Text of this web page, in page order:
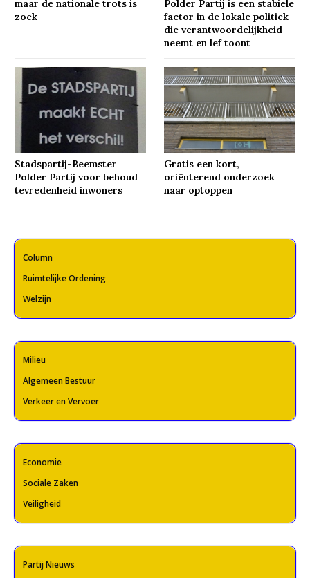
maar de nationale trots is
zoek
Polder Partij is een stabiele
factor in de lokale politiek
die verantwoordelijkheid
neemt en lef toont
Stadspartij-Beemster
Polder Partij voor behoud
tevredenheid inwoners
Gratis een kort,
oriënterend onderzoek
naar optoppen
Column
Ruimtelijke Ordening
Welzijn
Milieu
Algemeen Bestuur
Verkeer en Vervoer
Economie
Sociale Zaken
Veiligheid
Partij Nieuws